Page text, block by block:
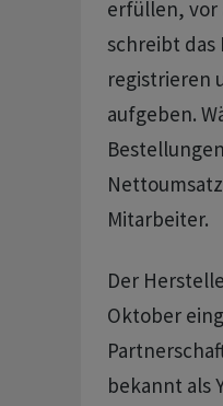
erfüllen, vor
schreibt das
registrieren
aufgeben.
Mitarbeiter.
Der
Oktober
bekannt als